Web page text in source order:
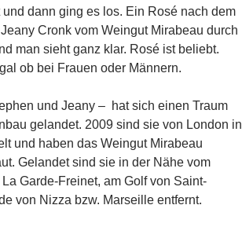
dann ging es los. Ein Rosé nach dem
Cronk vom Weingut Mirabeau durch
man sieht ganz klar. Rosé ist beliebt.
ob bei Frauen oder Männern.
und Jeany – hat sich einen Traum
gelandet. 2009 sind sie von London in
und haben das Weingut Mirabeau
Gelandet sind sie in der Nähe vom
Garde-Freinet, am Golf von Saint-
von Nizza bzw. Marseille entfernt.